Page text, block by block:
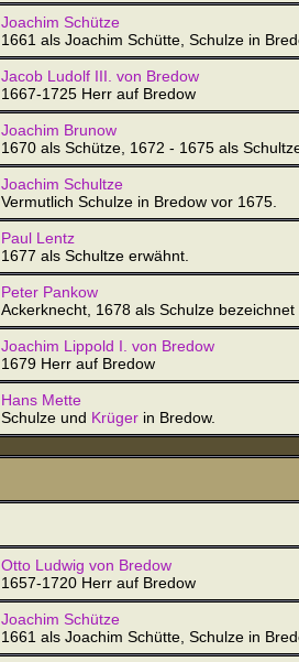
Joachim Schütze
1661 als Joachim Schütte, Schulze in
Jacob Ludolf III. von Bredow
1667-1725 Herr auf Bredow
Joachim Brunow
1670 als Schütze, 1672 - 1675 als
Joachim Schultze
Vermutlich Schulze in Bredow vor 1675.
Paul Lentz
1677 als Schultze erwähnt.
Peter Pankow
Ackerknecht, 1678 als Schulze
Joachim Lippold I. von Bredow
1679 Herr auf Bredow
Hans Mette
Schulze und Krüger in Bredow.
Otto Ludwig von Bredow
1657-1720 Herr auf Bredow
Joachim Schütze
1661 als Joachim Schütte, Schulze in